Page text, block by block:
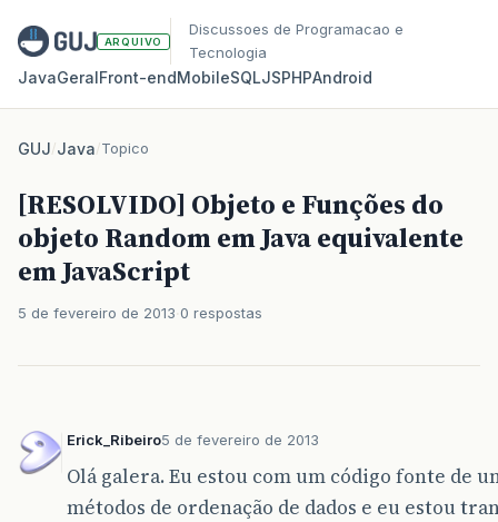
ARQUIVO
Discussoes de Programacao e
Tecnologia
JavaGeralFront‑endMobileSQLJSPHPAndroid
GUJ/Java/Topico
[RESOLVIDO] Objeto e Funções do
objeto Random em Java equivalente
em JavaScript
5 de fevereiro de 2013 0 respostas
Erick_Ribeiro5 de fevereiro de 2013
Olá galera. Eu estou com um código fonte de
métodos de ordenação de dados e eu estou